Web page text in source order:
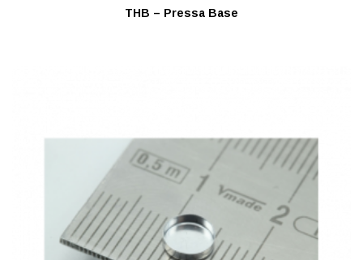
THB – Pressa Base